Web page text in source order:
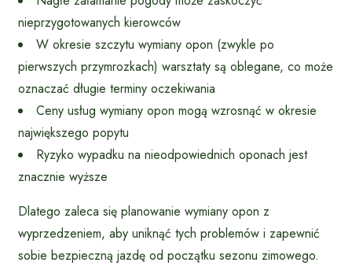
nieprzygotowanych kierowców
W okresie szczytu wymiany opon (zwykle po
pierwszych przymrozkach) warsztaty są oblegane, co może
oznaczać długie terminy oczekiwania
Ceny usług wymiany opon mogą wzrosnąć w okresie
największego popytu
Ryzyko wypadku na nieodpowiednich oponach jest
znacznie wyższe
Dlatego zaleca się planowanie wymiany opon z
wyprzedzeniem, aby uniknąć tych problemów i zapewnić
sobie bezpieczną jazdę od początku sezonu zimowego.